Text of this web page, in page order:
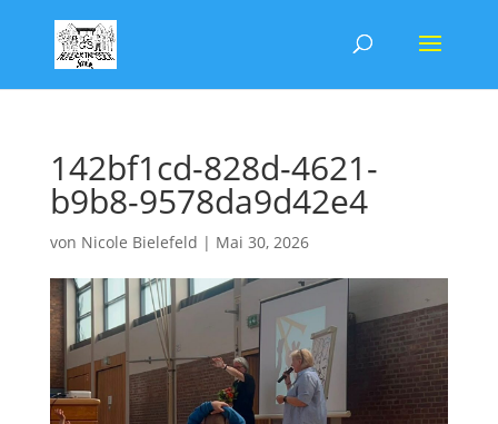
142bf1cd-828d-4621-
b9b8-9578da9d42e4
von Nicole Bielefeld | Mai 30, 2026